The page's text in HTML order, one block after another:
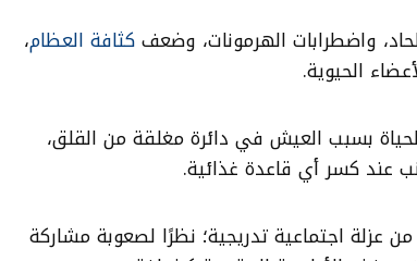
واضطرابات الهرمونات، وضعفكثافة العظام،
الحيوية.
بسبب العيش في دائرة مغلقة من القلق،
عند كسر أي قاعدة غذائية.
عزلة اجتماعية تدريجية؛ نظرًا لصعوبة مشاركة